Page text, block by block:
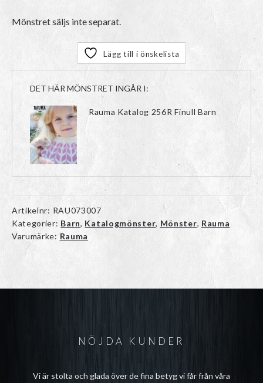
Mönstret säljs inte separat.
Lägg till i önskelista
DET HÄR MÖNSTRET INGÅR I:
Rauma Katalog 256R Finull Barn
Artikelnr: RAU073007
Kategorier: Barn, Katalogmönster, Mönster, Rauma
Varumärke: Rauma
NÖJDA KUNDER
Vi är stolta och glada över de fina betyg vi får från våra